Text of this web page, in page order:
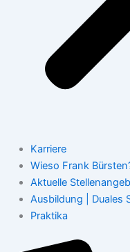
Karriere
Wieso Frank
Aktuelle
Ausbildung | Duales
Praktika